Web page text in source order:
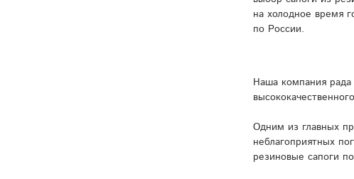
на холодное время
по России.
Наша компания
Одним из главных
неблагоприятных
резиновые сапоги